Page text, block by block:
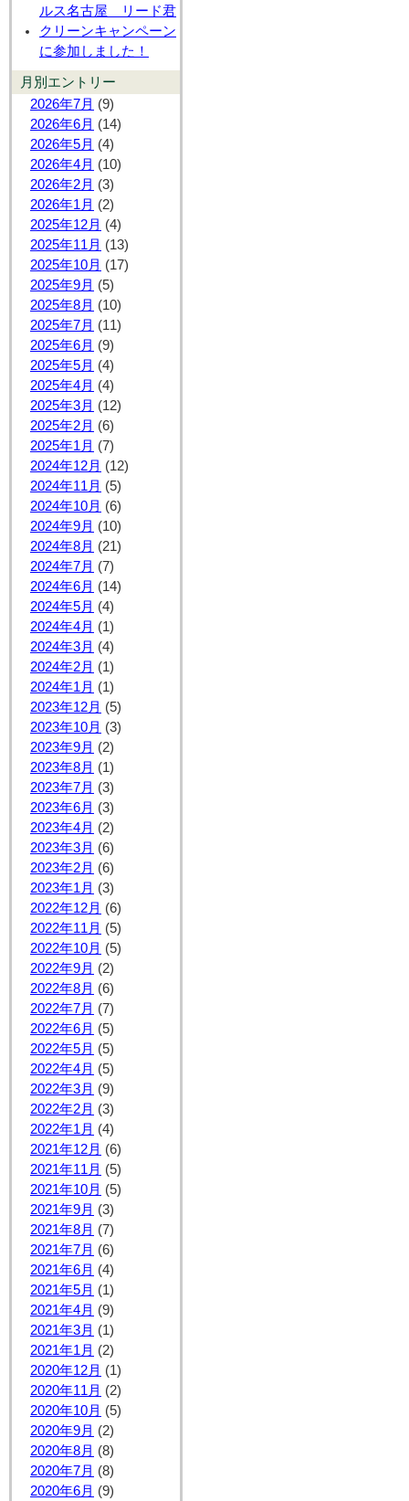
ルス名古屋 リード君
クリーンキャンペーン
に参加しました！
月別エントリー
2026年7月 (9)
2026年6月 (14)
2026年5月 (4)
2026年4月 (10)
2026年2月 (3)
2026年1月 (2)
2025年12月 (4)
2025年11月 (13)
2025年10月 (17)
2025年9月 (5)
2025年8月 (10)
2025年7月 (11)
2025年6月 (9)
2025年5月 (4)
2025年4月 (4)
2025年3月 (12)
2025年2月 (6)
2025年1月 (7)
2024年12月 (12)
2024年11月 (5)
2024年10月 (6)
2024年9月 (10)
2024年8月 (21)
2024年7月 (7)
2024年6月 (14)
2024年5月 (4)
2024年4月 (1)
2024年3月 (4)
2024年2月 (1)
2024年1月 (1)
2023年12月 (5)
2023年10月 (3)
2023年9月 (2)
2023年8月 (1)
2023年7月 (3)
2023年6月 (3)
2023年4月 (2)
2023年3月 (6)
2023年2月 (6)
2023年1月 (3)
2022年12月 (6)
2022年11月 (5)
2022年10月 (5)
2022年9月 (2)
2022年8月 (6)
2022年7月 (7)
2022年6月 (5)
2022年5月 (5)
2022年4月 (5)
2022年3月 (9)
2022年2月 (3)
2022年1月 (4)
2021年12月 (6)
2021年11月 (5)
2021年10月 (5)
2021年9月 (3)
2021年8月 (7)
2021年7月 (6)
2021年6月 (4)
2021年5月 (1)
2021年4月 (9)
2021年3月 (1)
2021年1月 (2)
2020年12月 (1)
2020年11月 (2)
2020年10月 (5)
2020年9月 (2)
2020年8月 (8)
2020年7月 (8)
2020年6月 (9)